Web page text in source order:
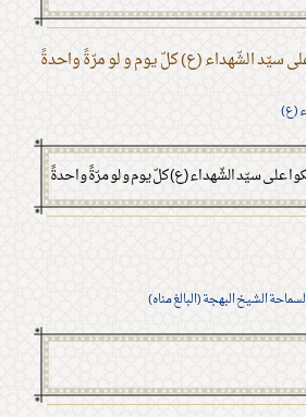
سيّد الشّهداء (ع) كلّ يوم و لو مرّةً واحدةً
(ع)
الشيخ البهجة (البالغ مناه)